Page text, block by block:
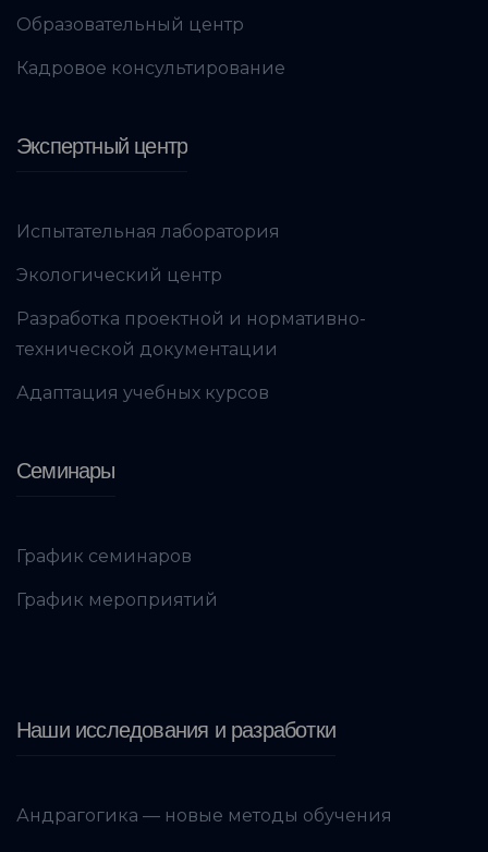
Образовательный центр
Кадровое консультирование
Экспертный центр
Испытательная лаборатория
Экологический центр
Разработка проектной и нормативно-
технической документации
Адаптация учебных курсов
Семинары
График семинаров
График мероприятий
Наши исследования и разработки
Андрагогика — новые методы обучения